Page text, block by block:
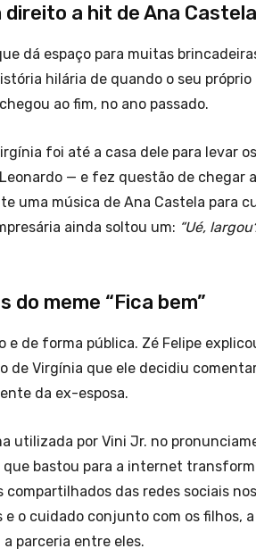
a hit de Ana Castela
dá espaço para muitas
hilária de quando o seu
chegou ao fim, no ano passado.
foi até a casa dele para levar
— e fez questão de chegar
uma música de Ana Castela para
ainda soltou um: “Ué,
do meme “Fica bem”
e de forma pública. Zé Felipe
de Virgínia que ele decidiu
da ex-esposa.
utilizada por Vini Jr. no
bastou para a internet
compartilhados das redes sociais
o cuidado conjunto com os filhos,
parceria entre eles.